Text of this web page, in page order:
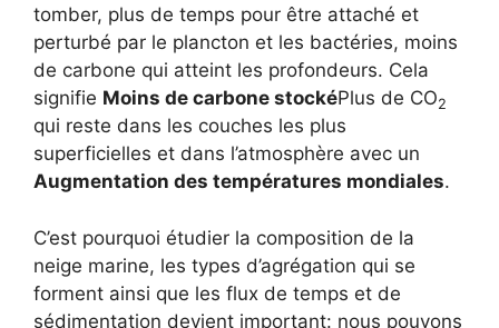
tomber, plus de temps pour être attaché et
perturbé par le plancton et les bactéries, moins
de carbone qui atteint les profondeurs. Cela
signifie Moins de carbone stockéPlus de CO2
qui reste dans les couches les plus
superficielles et dans l’atmosphère avec un
Augmentation des températures mondiales.
C’est pourquoi étudier la composition de la
neige marine, les types d’agrégation qui se
forment ainsi que les flux de temps et de
sédimentation devient important: nous pouvons